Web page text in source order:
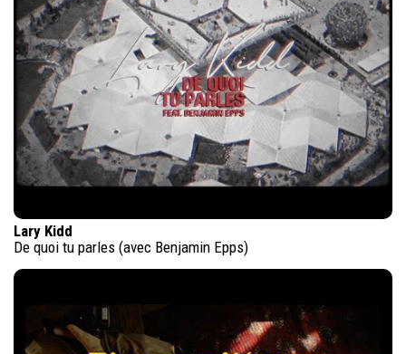
Lary Kidd
De quoi tu parles (avec Benjamin Epps)